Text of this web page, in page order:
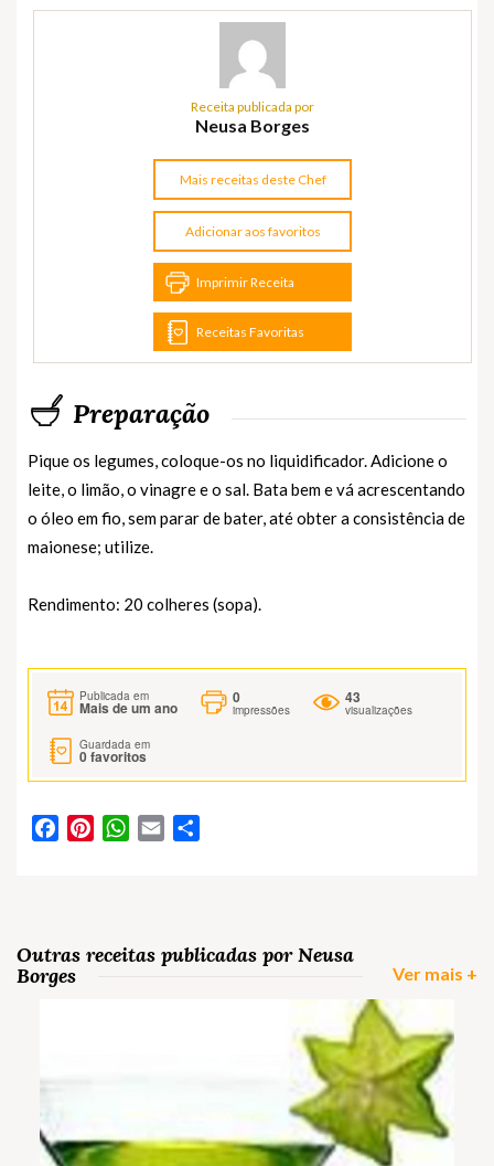
Receita publicada por
Neusa Borges
Mais receitas deste Chef
Adicionar aos favoritos
Imprimir Receita
Receitas Favoritas
Preparação
Pique os legumes, coloque-os no liquidificador. Adicione o
leite, o limão, o vinagre e o sal. Bata bem e vá acrescentando
o óleo em fio, sem parar de bater, até obter a consistência de
maionese; utilize.
Rendimento: 20 colheres (sopa).
Publicada em
Mais de um ano
0
impressões
43
visualizações
Guardada em
0favoritos
FacebookPinterestWhatsApp
Email
Outras receitas publicadas por Neusa
Borges
Ver mais +